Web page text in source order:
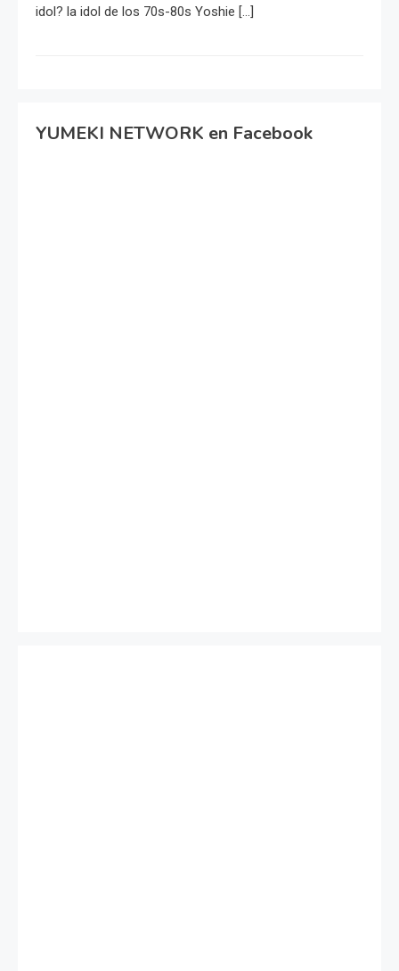
idol? la idol de los 70s-80s Yoshie […]
YUMEKI NETWORK en Facebook